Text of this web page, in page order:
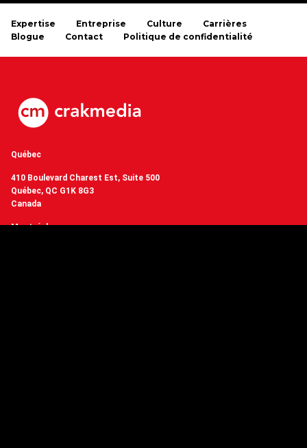
Expertise Entreprise Culture
Carrières
Blogue
Contact Politique de confidentialité
Québec
410 Boulevard Charest Est, Suite 500
Québec, QC G1K 8G3
Canada
Montréal